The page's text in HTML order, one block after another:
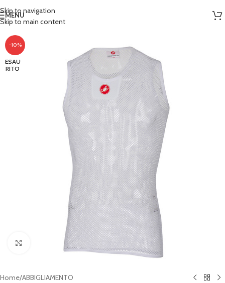
Skip to navigation
Skip to main content
MENU
-10%
ESAU
RITO
Clicca per ingrandire
Home/ABBIGLIAMENTO